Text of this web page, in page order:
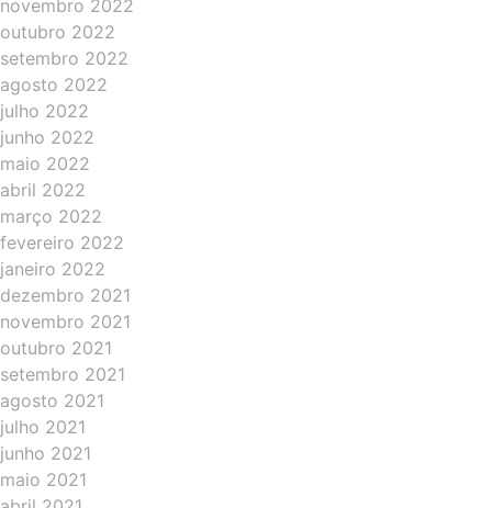
novembro 2022
outubro 2022
setembro 2022
agosto 2022
julho 2022
junho 2022
maio 2022
abril 2022
março 2022
fevereiro 2022
janeiro 2022
dezembro 2021
novembro 2021
outubro 2021
setembro 2021
agosto 2021
julho 2021
junho 2021
maio 2021